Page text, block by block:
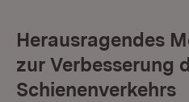
Herausragendes
zur Verbesserung
Schienenverkehrs